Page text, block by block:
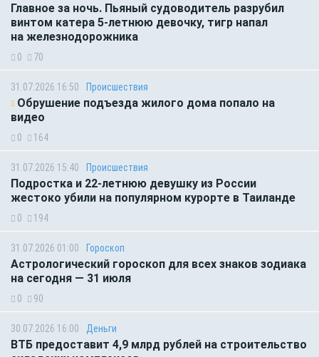
Главное за ночь. Пьяный судоводитель разрубил
винтом катера 5-летнюю девочку, тигр напал
на железнодорожника
0 70
31.07.2026 16:50 Происшествия
Обрушение подъезда жилого дома попало на
видео
0 164
31.07.2026 15:40 Происшествия
Подростка и 22-летнюю девушку из России
жестоко убили на популярном курорте в Таиланде
0 194
31.07.2026 01:00 Гороскоп
Астрологический гороскоп для всех знаков зодиака
на сегодня — 31 июля
0 90
30.07.2026 16:00 Деньги
ВТБ предоставит 4,9 млрд рублей на строительство